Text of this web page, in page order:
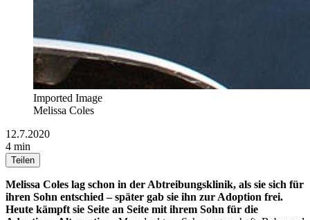
Imported Image
Melissa Coles
12.7.2020
4 min
Teilen
Melissa Coles lag schon in der Abtreibungsklinik, als sie sich für
ihren Sohn entschied – später gab sie ihn zur Adoption frei.
Heute kämpft sie Seite an Seite mit ihrem Sohn für die